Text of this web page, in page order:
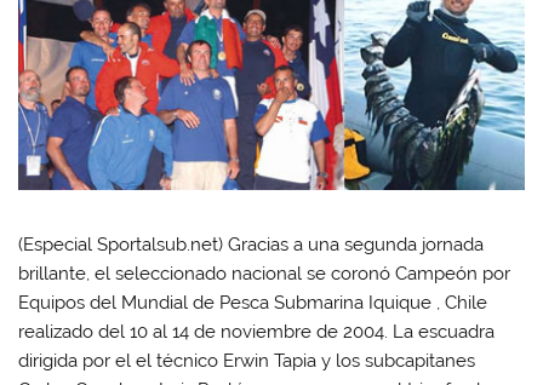
(Especial Sportalsub.net) Gracias a una segunda jornada
brillante, el seleccionado nacional se coronó Campeón por
Equipos del Mundial de Pesca Submarina Iquique , Chile
realizado del 10 al 14 de noviembre de 2004. La escuadra
dirigida por el el técnico Erwin Tapia y los subcapitanes